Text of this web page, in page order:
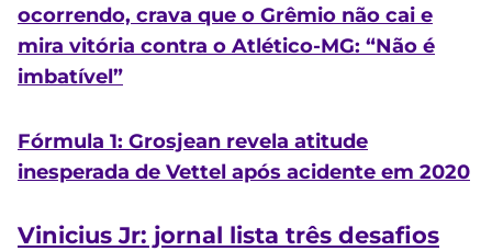
ocorrendo, crava que o Grêmio não cai e
mira vitória contra o Atlético-MG: “Não é
imbatível”
Fórmula 1: Grosjean revela atitude
inesperada de Vettel após acidente em 2020
Vinicius Jr: jornal lista três desafios